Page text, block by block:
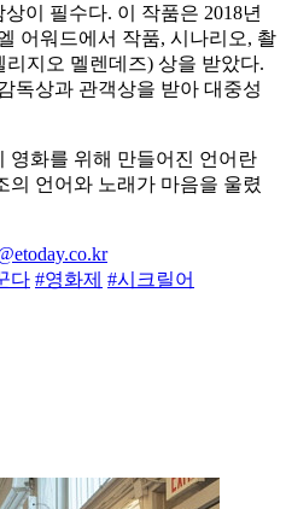
이 필수다. 이 작품은 2018년
어워드에서 작품, 시나리오, 촬
지오 멜렌데즈) 상을 받았다.
독상과 관객상을 받아 대중성
영화를 위해 만들어진 언어란
의 언어와 노래가 마음을 울렸
다 #영화제 #시크릴어